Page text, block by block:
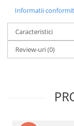
Informatii
Caracteristici
Review-uri(0)